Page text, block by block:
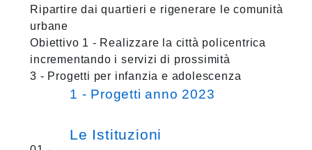
Ripartire dai quartieri e rigenerare le comunità
urbane
Obiettivo 1 - Realizzare la città policentrica
incrementando i servizi di prossimità
3 - Progetti per infanzia e adolescenza
1 - Progetti anno 2023
Le Istituzioni